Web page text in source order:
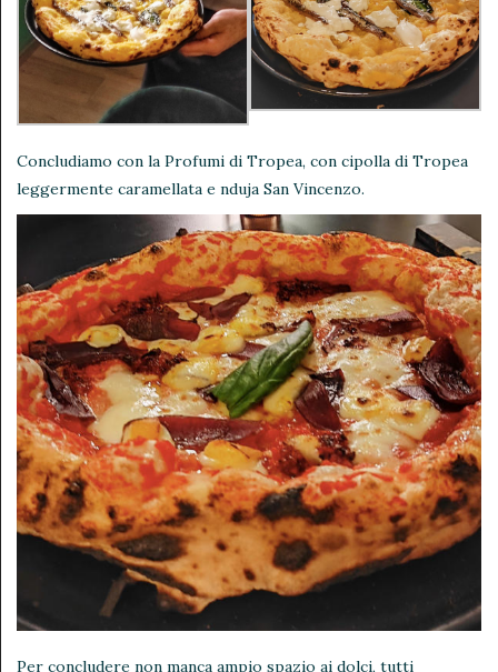
Concludiamo con la Profumi di Tropea, con cipolla di Tropea
leggermente caramellata e nduja San Vincenzo.
Per concludere non manca ampio spazio ai dolci, tutti